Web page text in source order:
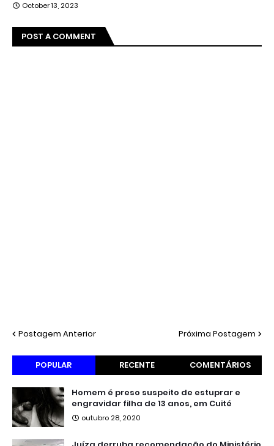
October 13, 2023
POST A COMMENT
Postagem Anterior Próxima Postagem
POPULAR RECENTE COMENTÁRIOS
Homem é preso suspeito de estuprar e
engravidar filha de 13 anos, em Cuité
outubro 28, 2020